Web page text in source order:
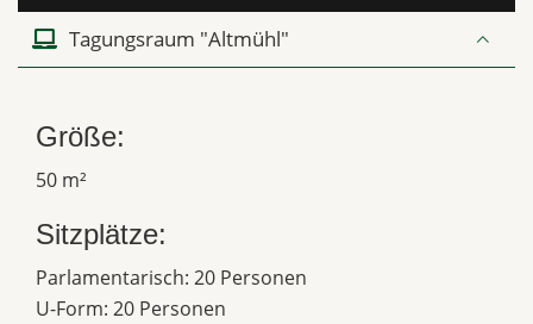
Tagungsraum "Altmühl"
Größe:
50 m²
Sitzplätze:
Parlamentarisch: 20 Personen
U-Form: 20 Personen